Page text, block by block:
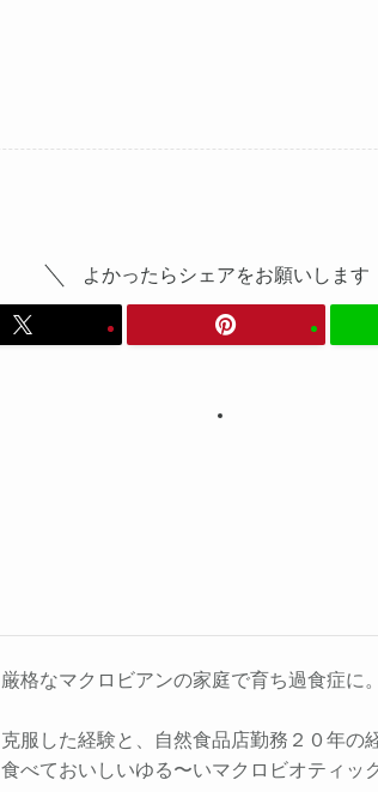
よかったらシェアをお願いします
厳格なマクロビアンの家庭で育ち過食症に。
克服した経験と、自然食品店勤務２０年の
食べておいしいゆる〜いマクロビオティッ